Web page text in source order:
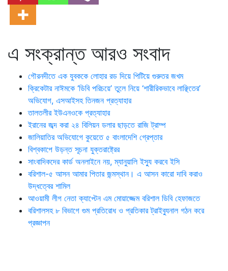
এ সংক্রান্ত আরও সংবাদ
গৌরনদীতে এক যুবককে লোহার রড দিয়ে পিটিয়ে গুরুতর জখম
ক্রিকেটার নাঈমকে ‘ডিবি পরিচয়ে’ তুলে নিয়ে ‘শারীরিকভাবে লাঞ্ছিতের’
অভিযোগ, এসআইসহ তিনজন প্রত্যাহার
তালতলীর ইউএনওকে প্রত্যাহার
ইরানের জব্দ করা ২৪ বিলিয়ন ডলার ছাড়তে রাজি ট্রাম্প
জালিয়াতির অভিযোগে কুয়েতে ৫ বাংলাদেশি গ্রেপ্তার
বিশ্বকাপে উড়ন্ত সূচনা যুক্তরাষ্ট্রের
সাংবাদিকদের কার্ড অনলাইনে নয়, ম্যানুয়ালি ইস্যু করবে ইসি
বরিশাল-৫ আসন আমার পিতার জন্মস্থান। এ আসন কারো দাবি করাও
উদ্ধত্বের শামিল
আওয়ামী লীগ নেতা ক্যাপ্টেন এম মোয়াজ্জেম বরিশাল ডিবি হেফাজতে
বরিশালসহ ৮ বিভাগে গুম প্রতিরোধ ও প্রতিকার ট্রাইব্যুনাল গঠন করে
প্রজ্ঞাপন